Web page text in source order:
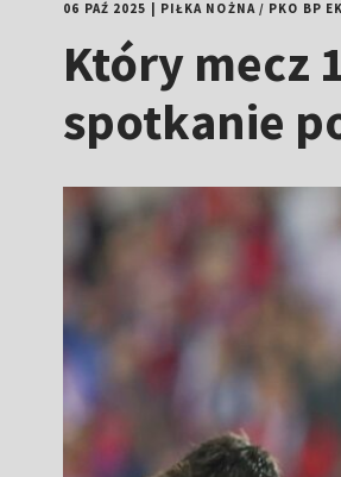
06 PAŹ 2025 PIŁKA NOŻNA/ PKO BP
Który mecz
spotkanie